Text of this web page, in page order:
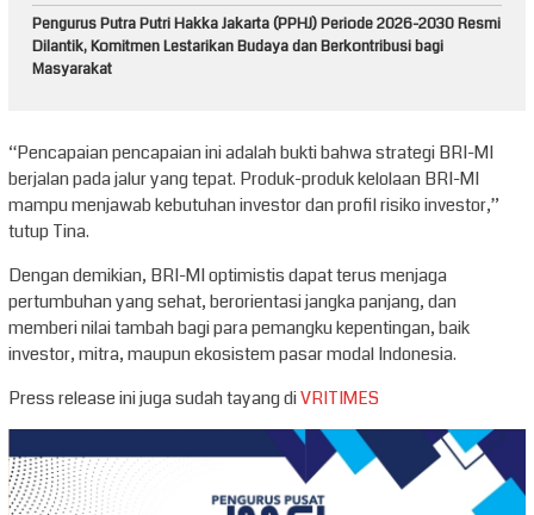
Pengurus Putra Putri Hakka Jakarta (PPHJ) Periode 2026-2030 Resmi
Dilantik, Komitmen Lestarikan Budaya dan Berkontribusi bagi
Masyarakat
“Pencapaian pencapaian ini adalah bukti bahwa strategi BRI-MI
berjalan pada jalur yang tepat. Produk-produk kelolaan BRI-MI
mampu menjawab kebutuhan investor dan profil risiko investor,”
tutup Tina.
Dengan demikian, BRI-MI optimistis dapat terus menjaga
pertumbuhan yang sehat, berorientasi jangka panjang, dan
memberi nilai tambah bagi para pemangku kepentingan, baik
investor, mitra, maupun ekosistem pasar modal Indonesia.
Press release ini juga sudah tayang diVRITIMES